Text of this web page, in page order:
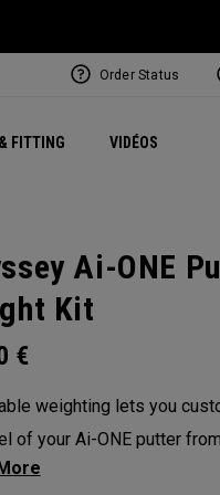
FITTING VIDÉOS
Juillet NEW
Order Status
Ai-ONE
Kit
€
weighting lets you
of your Ai-ONE putter
from 5, 10, 15, or 20-gram